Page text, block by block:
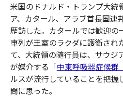
米国のドナルド・トランプ大統
ア、カタール、アラブ首長国連
歴訪した。カタールでは歓迎の
車列が王室のラクダに護衛され
て、大統領の随行員は、サウジ
が媒介する「中東呼吸器症候群
ルスが流行していることを把握
問に思った。